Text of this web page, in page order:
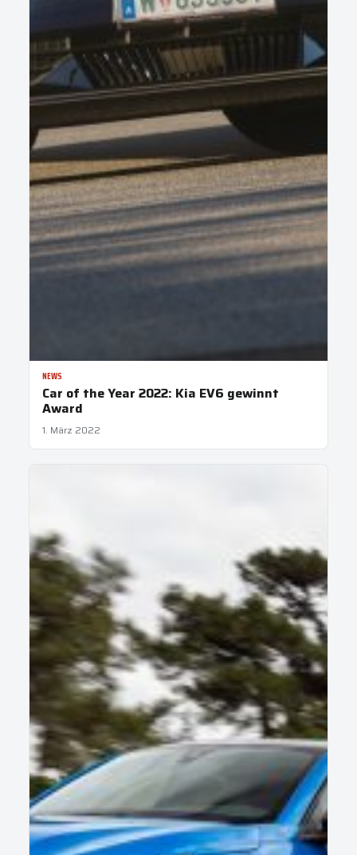
NEWS
Car of the Year 2022: Kia EV6 gewinnt
Award
1. März 2022